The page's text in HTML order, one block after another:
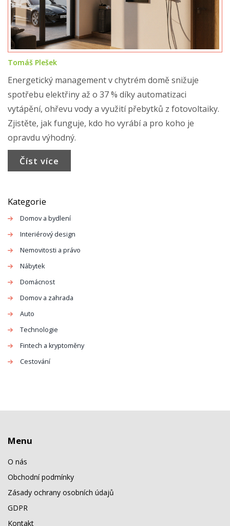
Tomáš Plešek
Energetický management v chytrém domě snižuje
spotřebu elektřiny až o 37 % díky automatizaci
vytápění, ohřevu vody a využití přebytků z fotovoltaiky.
Zjistěte, jak funguje, kdo ho vyrábí a pro koho je
opravdu výhodný.
Číst více
Kategorie
Domov a bydlení
Interiérový design
Nemovitosti a právo
Nábytek
Domácnost
Domov a zahrada
Auto
Technologie
Fintech a kryptoměny
Cestování
Menu
O nás
Obchodní podmínky
Zásady ochrany osobních údajů
GDPR
Kontakt